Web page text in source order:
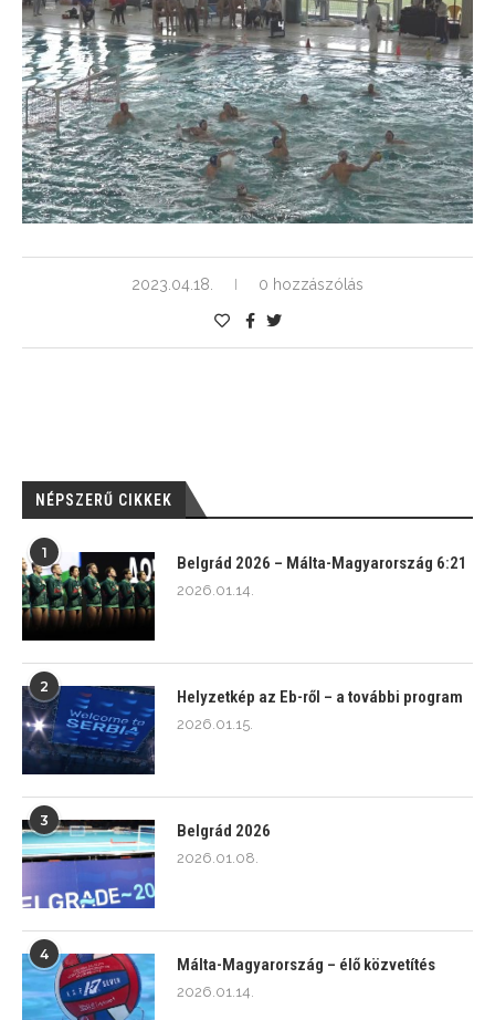
2023.04.18. 0 hozzászólás
NÉPSZERŰ CIKKEK
1
Belgrád 2026 – Málta-Magyarország 6:21
2026.01.14.
2
Helyzetkép az Eb-ről – a további program
2026.01.15.
3
Belgrád 2026
2026.01.08.
4
Málta-Magyarország – élő közvetítés
2026.01.14.